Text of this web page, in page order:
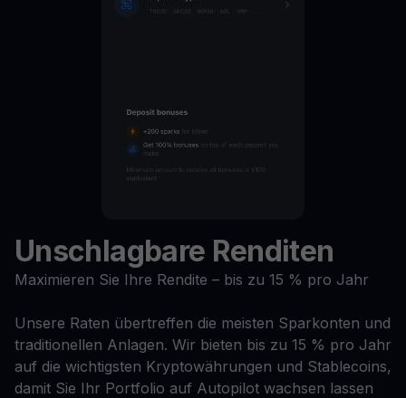
Unschlagbare Renditen
Maximieren Sie Ihre Rendite – bis zu 15 % pro Jahr
Unsere Raten übertreffen die meisten Sparkonten und
traditionellen Anlagen. Wir bieten bis zu 15 % pro Jahr
auf die wichtigsten Kryptowährungen und Stablecoins,
damit Sie Ihr Portfolio auf Autopilot wachsen lassen